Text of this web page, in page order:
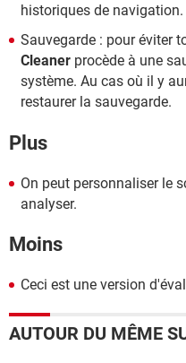
historiques de navigation.
Sauvegarde : pour éviter
Cleaner procède à une
système. Au cas où il y
restaurer la sauvegarde.
Plus
On peut personnaliser le
analyser.
Moins
Ceci est une version
AUTOUR DU MÊME